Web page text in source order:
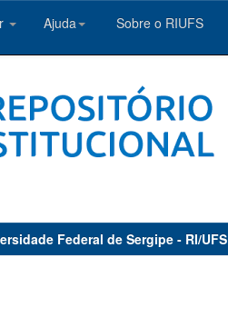
Ajuda Sobre o RIUFS
Federal de Sergipe - RI/UFS